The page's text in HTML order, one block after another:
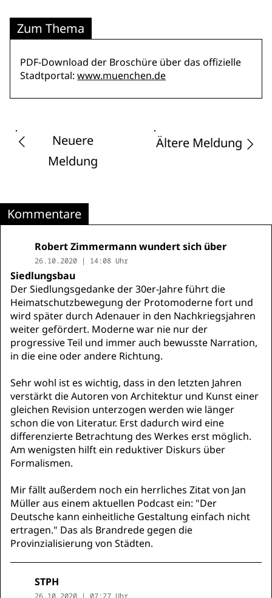
Zum Thema
PDF-Download der Broschüre über das offizielle
Stadtportal: www.muenchen.de
Neuere
Meldung
Ältere Meldung
Kommentare
Robert Zimmermann wundert sich über
26.10.2020 | 14:08 Uhr
Siedlungsbau
Der Siedlungsgedanke der 30er-Jahre führt die
Heimatschutzbewegung der Protomoderne fort und
wird später durch Adenauer in den Nachkriegsjahren
weiter gefördert. Moderne war nie nur der
progressive Teil und immer auch bewusste Narration,
in die eine oder andere Richtung.
Sehr wohl ist es wichtig, dass in den letzten Jahren
verstärkt die Autoren von Architektur und Kunst einer
gleichen Revision unterzogen werden wie länger
schon die von Literatur. Erst dadurch wird eine
differenzierte Betrachtung des Werkes erst möglich.
Am wenigsten hilft ein reduktiver Diskurs über
Formalismen.
Mir fällt außerdem noch ein herrliches Zitat von Jan
Müller aus einem aktuellen Podcast ein: "Der
Deutsche kann einheitliche Gestaltung einfach nicht
ertragen." Das als Brandrede gegen die
Provinzialisierung von Städten.
STPH
26.10.2020 | 07:27 Uhr